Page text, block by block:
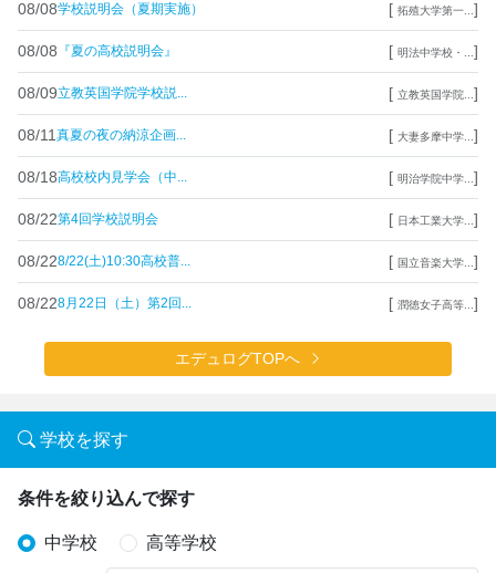
08/08学校説明会（夏期実施） [ 拓殖大学第一... ]
08/08 『夏の高校説明会』 [ 明法中学校・... ]
08/09立教英国学院学校説... [ 立教英国学院... ]
08/11 真夏の夜の納涼企画... [ 大妻多摩中学... ]
08/18高校校内見学会（中... [ 明治学院中学... ]
08/22第4回学校説明会 [ 日本工業大学... ]
08/228/22(土)10:30高校普... [ 国立音楽大学... ]
08/228月22日（土）第2回... [ 潤徳女子高等... ]
エデュログTOPへ
学校を探す
条件を絞り込んで探す
中学校 高等学校